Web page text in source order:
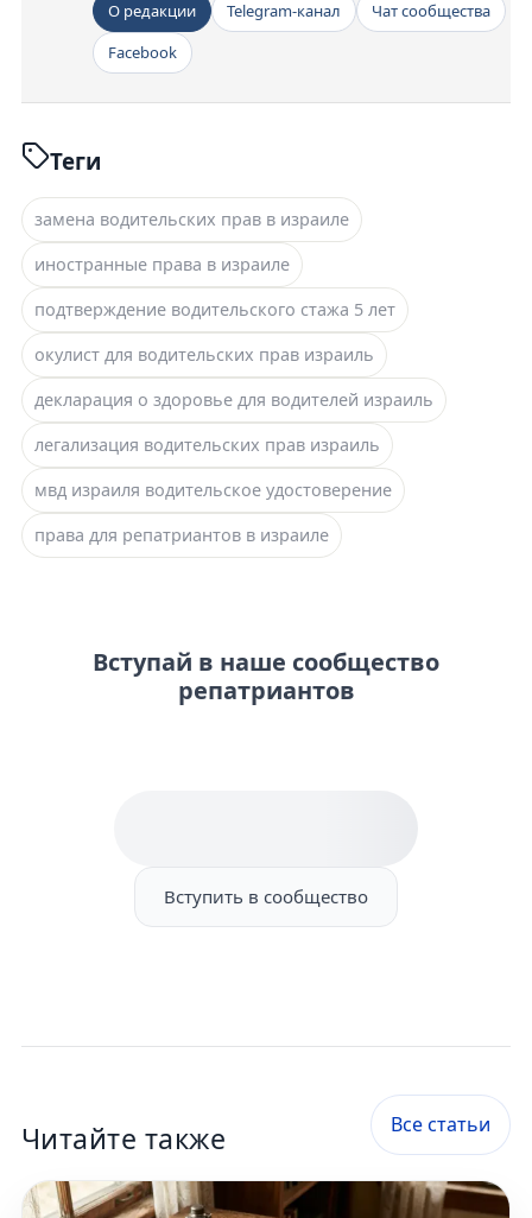
О редакции Telegram-канал
Чат сообщества
Facebook
Теги
замена водительских прав в израиле
иностранные права в израиле
подтверждение водительского стажа 5 лет
окулист для водительских прав израиль
декларация о здоровье для водителей израиль
легализация водительских прав израиль
мвд израиля водительское удостоверение
права для репатриантов в израиле
Вступай в наше сообщество
репатриантов
Вступить в сообщество
Читайте также Все статьи